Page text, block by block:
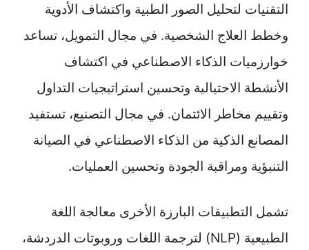
التقنيات لتحليل الصور الطبية واكتشاف الأدوية
وخطط العلاج الشخصية. في مجال التمويل، تساعد
خوارزميات الذكاء الاصطناعي في اكتشاف
الأنشطة الاحتيالية وتحسين استراتيجيات التداول
وتقييم مخاطر الائتمان. في مجال التصنيع، تستفيد
المصانع الذكية من الذكاء الاصطناعي في الصيانة
التنبؤية ومراقبة الجودة وتحسين العمليات.
تشمل التطبيقات البارزة الأخرى معالجة اللغة
الطبيعية (NLP) لترجمة اللغات وروبوتات الدردشة،